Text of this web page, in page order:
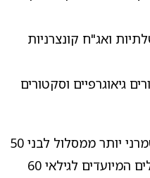
ואג"ח קונצרניות
גיאוגרפיים וסקטורים
הרכב ההשקעות נוטה להיות שמרני יותר ממסלול לבני 50
ומטה, אך אקטיבי יותר ממסלולים המיועדים לגילאי 60